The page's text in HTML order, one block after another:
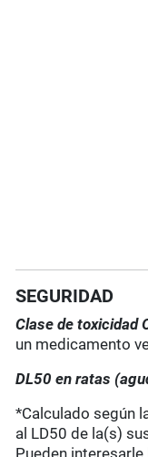
SEGURIDAD
Clase de toxicidad
un medicamento
DL50 en ratas
*Calculado según
al LD50 de la(s)